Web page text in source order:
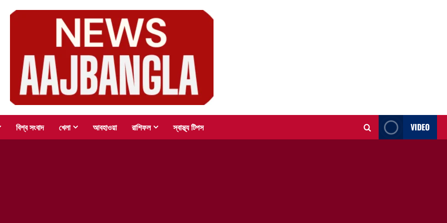
বিশ্ব সংবাদ খেলা আবহাওয়া রাশিফল স্বাস্থ্য টিপস VIDEO